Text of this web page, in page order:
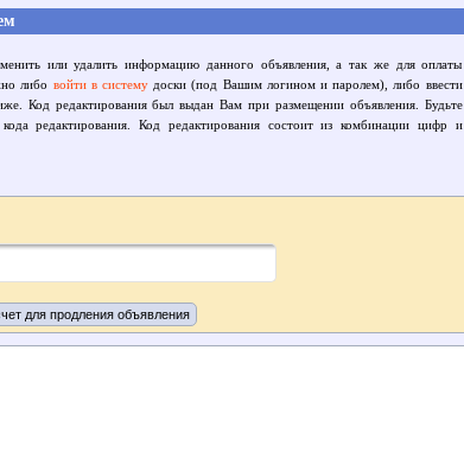
или удалить информацию данного объявления, а так же для оплаты
либо войти в системудоски (под Вашим логином и паролем), либо ввести
Код редактирования был выдан Вам при размещении объявления. Будьте
редактирования. Код редактирования состоит из комбинации цифр и